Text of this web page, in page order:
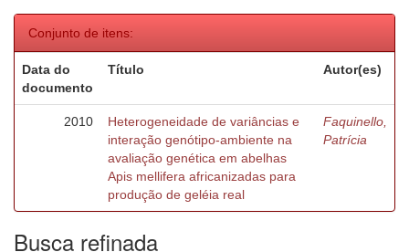
Conjunto de itens:
Data do
documento
Título Autor(es)
2010
Heterogeneidade de variâncias e
interação genótipo-ambiente na
avaliação genética em abelhas
Apis mellifera africanizadas para
produção de geléia real
Faquinello,
Patrícia
Busca refinada